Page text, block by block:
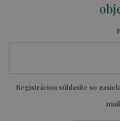
Registráciou súhlasíte so